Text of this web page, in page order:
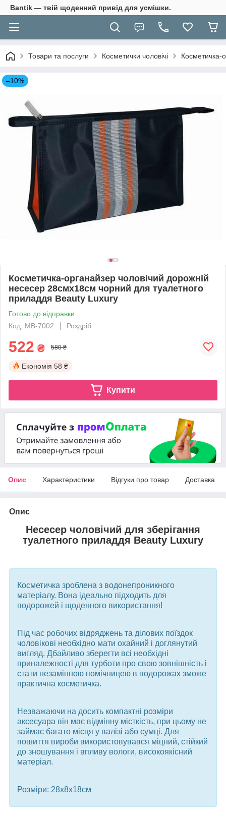
Bantik — твій щоденний привід для усмішки.
Товари та послуги Косметички чоловічі Косметичка-
–10%
Косметичка-органайзер чоловічий дорожній
несесер 28смх18см чорний для туалетного
приладдя Beauty Luxury
Готово до відправки
Код: MB-7002
Роздріб
522 ₴ 580 ₴
Економія 58 ₴
Купити
Опис Характеристики Відгуки про товар Доставка
Опис
Несесер чоловічий для зберігання
туалетного приладдя Beauty Luxury
Косметичка зроблена з водонепроникного
матеріалу. Вона ідеально підходить для
подорожей і щоденного використання!
Під час робочих відряджень та ділових поїздок
чоловікові необхідно мати охайний і доглянутий
вигляд. Дбайливо зберегти всі необхідні
приналежності для турботи про свою зовнішність і
стати незамінною помічницею в подорожах зможе
практична косметичка.
Незважаючи на досить компактні розміри
аксесуара він має відмінну місткість, при цьому не
займає багато місця у валізі або сумці. Для
пошиття вироби використовувався міцний, стійкий
до зношування і впливу вологи, високоякісний
матеріал.
Розміри: 28х8х18см